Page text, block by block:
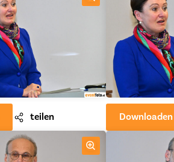
teilen Downloaden